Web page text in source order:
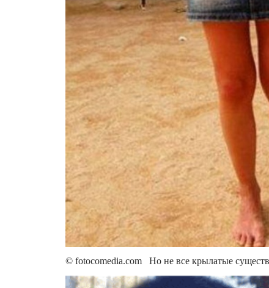
© fotocomedia.com Но не все крылатые